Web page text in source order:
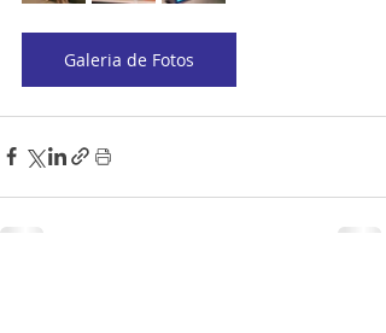
Galeria de Fotos